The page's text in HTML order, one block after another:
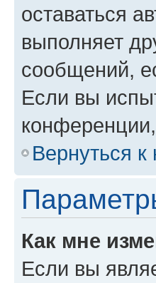
оставаться
выполняет
сообщений,
Если вы
Вернуться к
Как мне
Если вы